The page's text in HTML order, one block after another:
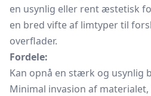
en usynlig eller rent æstetisk
en bred vifte af limtyper til
overflader.
Fordele:
Kan opnå en stærk og usynlig
Minimal invasion af